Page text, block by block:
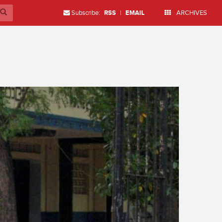
Subscribe: RSS | EMAIL ARCHIVES